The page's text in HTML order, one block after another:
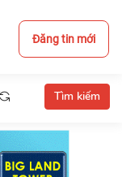
Đăng tin mới